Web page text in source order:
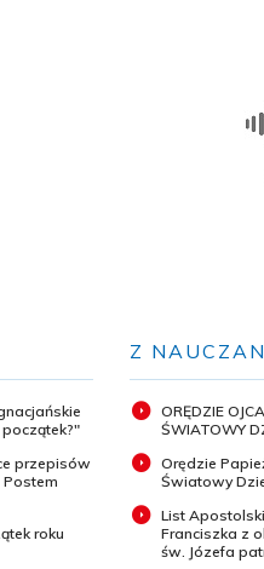
przepisów
roku
Z
ORĘDZIE
ŚWIATOWY
Orędzie
Światowy
List
Franciszka z
św. Józefa